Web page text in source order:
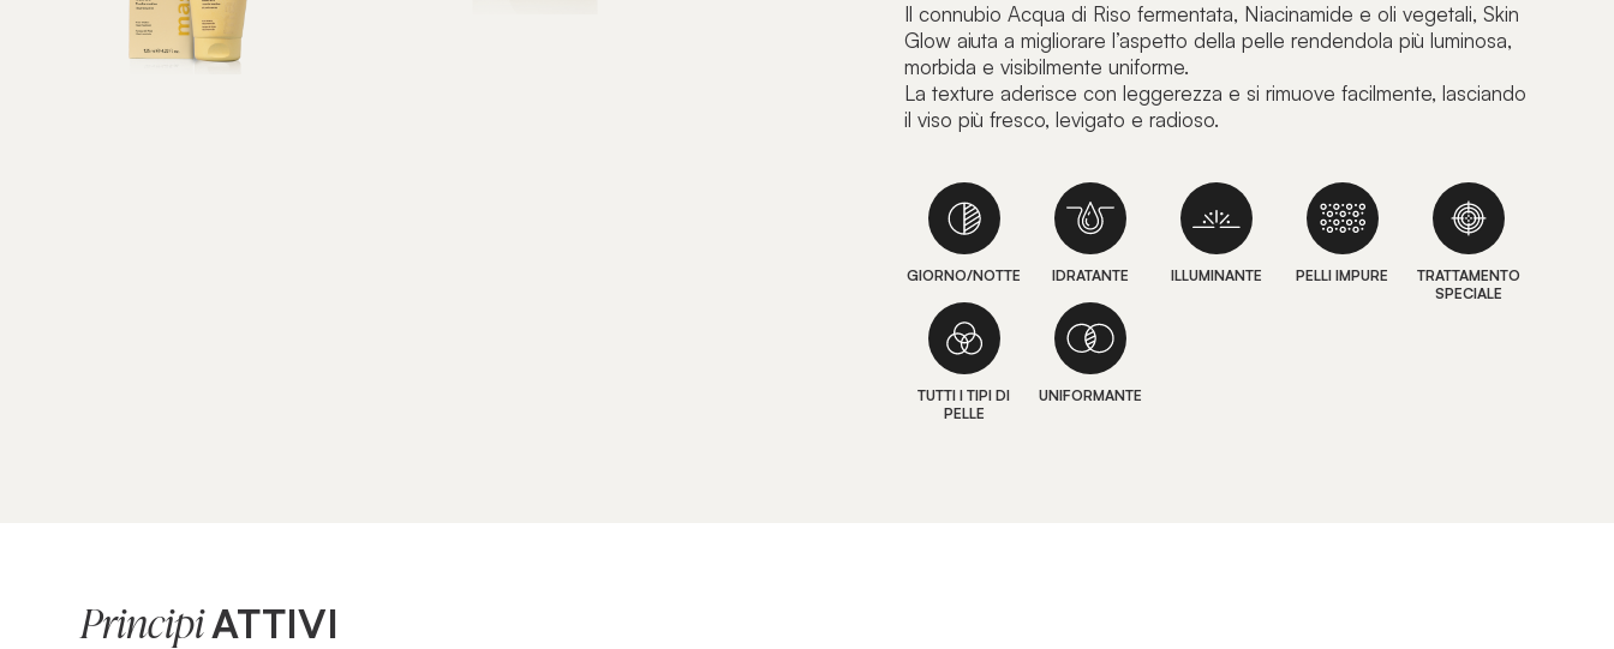
Il connubio Acqua di Riso fermentata, Niacinamide e oli vegetali, Skin
Glow aiuta a migliorare l’aspetto della pelle rendendola più luminosa,
morbida e visibilmente uniforme.
La texture aderisce con leggerezza e si rimuove facilmente, lasciando
il viso più fresco, levigato e radioso.
GIORNO/NOTTE IDRATANTE ILLUMINANTE PELLI IMPURE
TRATTAMENTO
SPECIALE
TUTTI I TIPI DI
PELLE
UNIFORMANTE
PrincipiATTIVI